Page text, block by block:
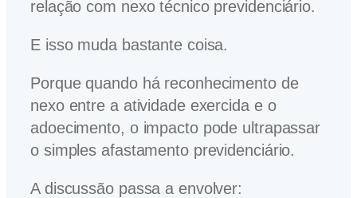
relação com nexo técnico previdenciário.
E isso muda bastante coisa.
Porque quando há reconhecimento de
nexo entre a atividade exercida e o
adoecimento, o impacto pode ultrapassar
o simples afastamento previdenciário.
A discussão passa a envolver: